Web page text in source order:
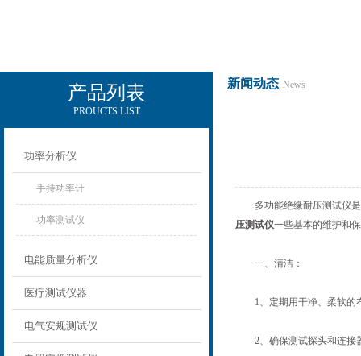
产品列表
PROUCTS LIST
功率分析仪
手持功率计
功率测试仪
电能质量分析仪
医疗测试仪器
电气安规测试仪
新闻动态 News
多功能绝缘耐压测试仪是
压测试仪一些基本的维护和
一、清洁：
1、定期用干净、柔软的
2、确保测试探头和连接